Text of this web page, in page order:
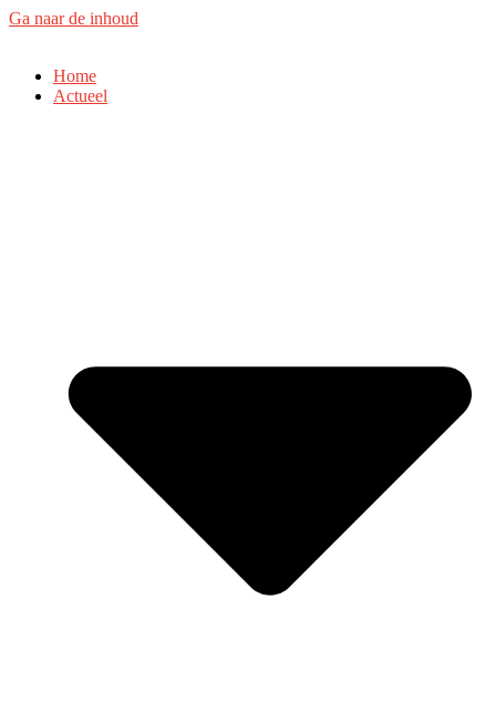
Ga naar de inhoud
Home
Actueel